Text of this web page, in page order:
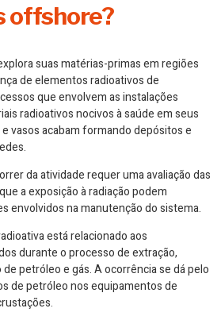
offshore?
suas matérias-primas em regiões
de elementos radioativos de
que envolvem as instalações
radioativos nocivos à saúde em seus
vasos acabam formando depósitos e
da atividade requer uma avaliação das
a exposição à radiação podem
envolvidos na manutenção do sistema.
está relacionado aos
durante o processo de extração,
petróleo e gás. A ocorrência se dá pelo
de petróleo nos equipamentos de